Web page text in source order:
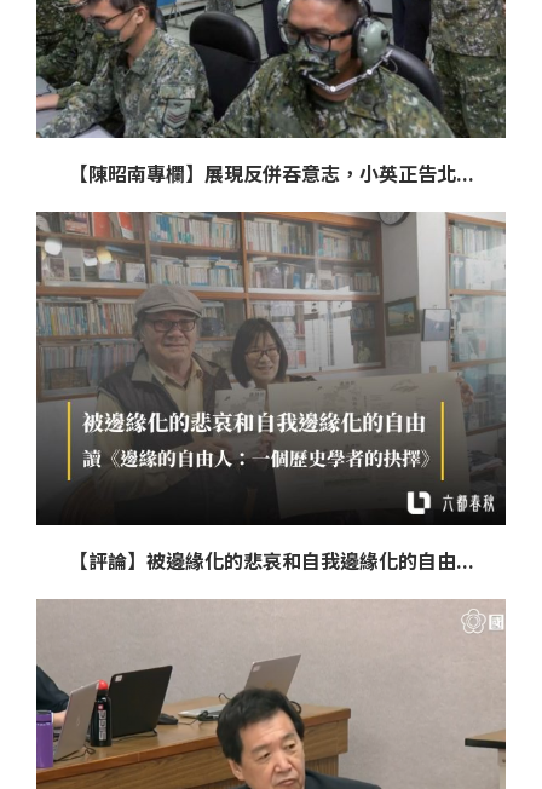
【陳昭南專欄】展現反併吞意志，小英正告北...
【評論】被邊緣化的悲哀和自我邊緣化的自由...